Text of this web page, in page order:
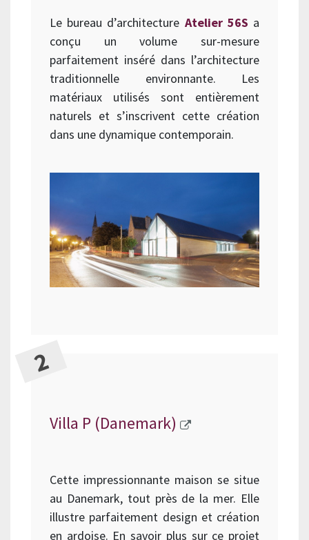
Le bureau d’architecture Atelier 56S a
conçu un volume sur-mesure
parfaitement inséré dans l’architecture
traditionnelle environnante. Les
matériaux utilisés sont entièrement
naturels et s’inscrivent cette création
dans une dynamique contemporain.
Villa P (Danemark)
Cette impressionnante maison se situe
au Danemark, tout près de la mer. Elle
illustre parfaitement design et création
en ardoise. En savoir plus sur ce projet